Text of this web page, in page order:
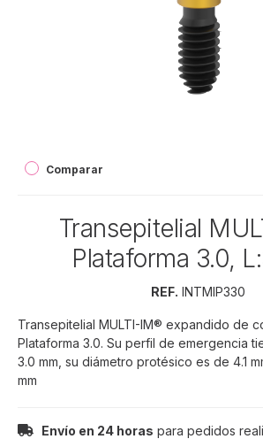
Comparar
Transepitelial
Plataforma 3.0,
REF. INTMIP330
Transepitelial MULTI-IM® expandido de
Plataforma 3.0. Su perfil de emergencia
3.0 mm, su diámetro protésico es de 4.1
mm
Envío en 24 horas para pedidos